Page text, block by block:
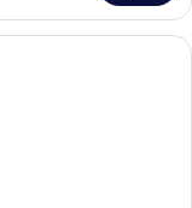
| Sängtillbehör av